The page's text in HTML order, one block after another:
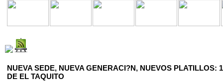
NUEVA SEDE, NUEVA GENERACI?N, NUEVOS PLATILLOS:
DE EL TAQUITO